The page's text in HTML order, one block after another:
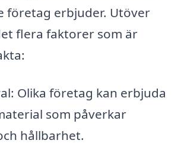
företag erbjuder. Utöver
flera faktorer som är
Olika företag kan erbjuda
som påverkar
hållbarhet.